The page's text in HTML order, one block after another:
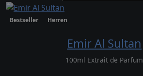
Bestseller Herren
Emir Al Sultan
100ml Extrait de Parfum